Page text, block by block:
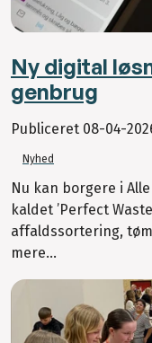
Ny digital
genbrug
Publiceret 08-04-
Nyhed
Nu kan borgere i
kaldet ’Perfect
affaldssortering,
mere...